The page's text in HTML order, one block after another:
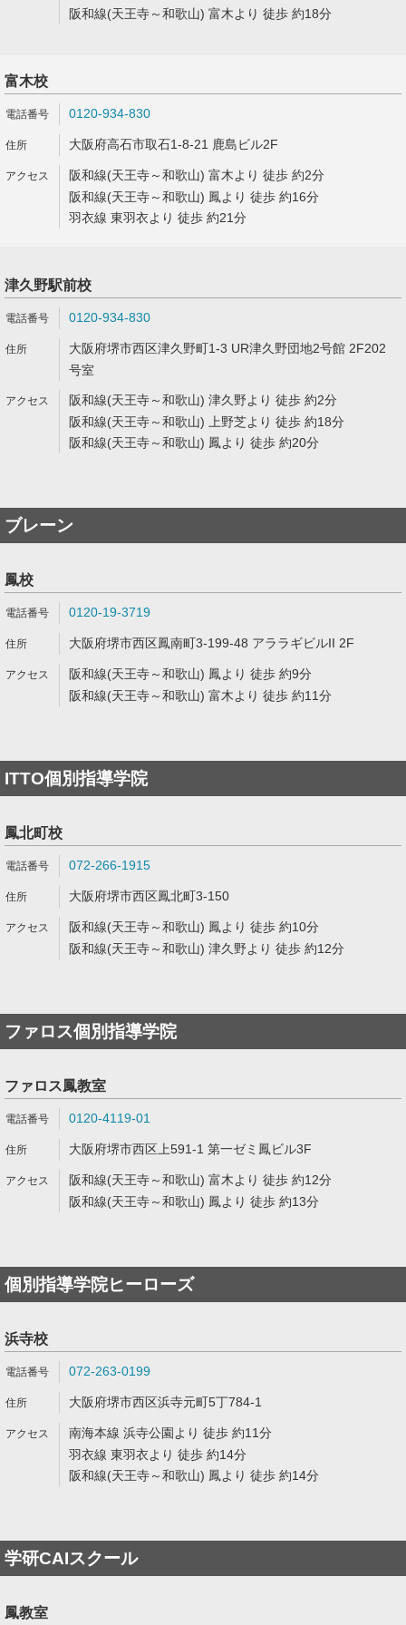
阪和線(天王寺～和歌山) 富木より 徒歩 約18分
富木校
0120-934-830
大阪府高石市取石1-8-21 鹿島ビル2F
阪和線(天王寺～和歌山) 富木より 徒歩 約2分
阪和線(天王寺～和歌山) 鳳より 徒歩 約16分
羽衣線 東羽衣より 徒歩 約21分
津久野駅前校
0120-934-830
大阪府堺市西区津久野町1-3 UR津久野団地2号館 2F202
号室
阪和線(天王寺～和歌山) 津久野より 徒歩 約2分
阪和線(天王寺～和歌山) 上野芝より 徒歩 約18分
阪和線(天王寺～和歌山) 鳳より 徒歩 約20分
ブレーン
鳳校
0120-19-3719
大阪府堺市西区鳳南町3-199-48 アララギビルII 2F
阪和線(天王寺～和歌山) 鳳より 徒歩 約9分
阪和線(天王寺～和歌山) 富木より 徒歩 約11分
ITTO個別指導学院
鳳北町校
072-266-1915
大阪府堺市西区鳳北町3-150
阪和線(天王寺～和歌山) 鳳より 徒歩 約10分
阪和線(天王寺～和歌山) 津久野より 徒歩 約12分
ファロス個別指導学院
ファロス鳳教室
0120-4119-01
大阪府堺市西区上591-1 第一ゼミ鳳ビル3F
阪和線(天王寺～和歌山) 富木より 徒歩 約12分
阪和線(天王寺～和歌山) 鳳より 徒歩 約13分
個別指導学院ヒーローズ
浜寺校
072-263-0199
大阪府堺市西区浜寺元町5丁784-1
南海本線 浜寺公園より 徒歩 約11分
羽衣線 東羽衣より 徒歩 約14分
阪和線(天王寺～和歌山) 鳳より 徒歩 約14分
学研CAIスクール
鳳教室